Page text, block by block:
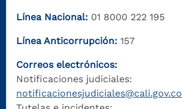
Línea Nacional: 01 8000 222 195
Línea Anticorrupción: 157
Correos electrónicos:
Notificaciones judiciales:
notificacionesjudiciales@cali.gov.co